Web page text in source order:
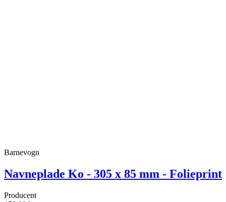
Barnevogn
Navneplade Ko - 305 x 85 mm - Folieprint
Producent